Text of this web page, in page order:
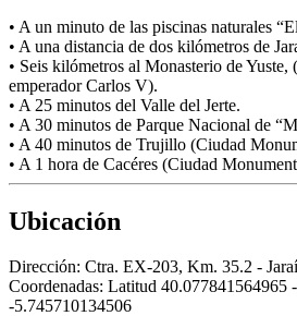
• A un minuto de las piscinas naturales
• A una distancia de dos kilómetros de
• Seis kilómetros al Monasterio de Yuste,
emperador Carlos V).
• A 25 minutos del Valle del Jerte.
• A 30 minutos de Parque Nacional de
• A 40 minutos de Trujillo (Ciudad
• A 1 hora de Cacéres (Ciudad
Ubicación
Dirección: Ctra. EX-203, Km. 35.2 -
Coordenadas: Latitud 40.077841564965
-5.745710134506